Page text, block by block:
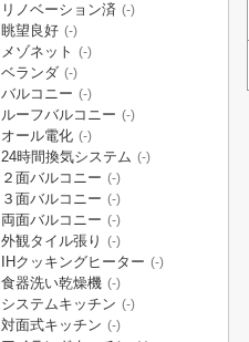
リノベーション済 (-)
眺望良好 (-)
メゾネット (-)
ベランダ (-)
バルコニー (-)
ルーフバルコニー (-)
オール電化 (-)
24時間換気システム (-)
２面バルコニー (-)
３面バルコニー (-)
両面バルコニー (-)
外観タイル張り (-)
IHクッキングヒーター (-)
食器洗い乾燥機 (-)
システムキッチン (-)
対面式キッチン (-)